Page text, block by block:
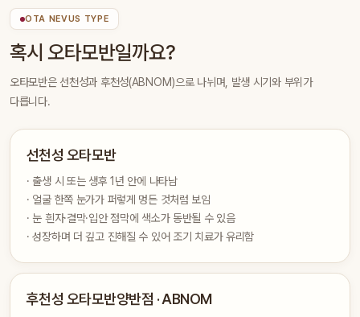
OTA NEVUS TYPE
혹시 오타모반일까요?
오타모반은 선천성과 후천성(ABNOM)으로 나뉘며, 발생 시기와 부위가
다릅니다.
선천성 오타모반
· 출생 시 또는 생후 1년 안에 나타남
· 얼굴 한쪽 눈가가 퍼렇게 멍든 것처럼 보임
· 눈 흰자·결막·입안 점막에 색소가 동반될 수 있음
· 성장하며 더 깊고 진해질 수 있어 조기 치료가 유리함
후천성 오타모반양반점 · ABNOM